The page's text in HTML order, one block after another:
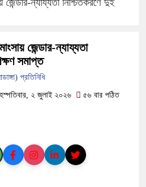
বাংলাদেশের আকাশে রহস্যময় আলোর
দেড় লাখ টাকার গাছ ৫০ হাজারে নিলাম
ফরিদপুরে ট্রিপল মার্ডারঃ ১০ ঘণ্টায়
ফরিদপুরে ‘শ্মশান বন্ধু’ কানু সেন
জেন্ডার-ন্যায্যতা নিশ্চিতকরণে দুই
জেন্ডার-ন্যায্যতা
সমাপ্ত
প্রতিনিধি
২ জুলাই ২০২৬
৫৬ বার পঠিত